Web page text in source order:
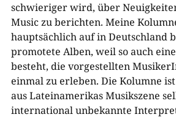
schwieriger wird, über
Music zu berichten. Meine
hauptsächlich auf in Deutschland
promotete Alben, weil so auch
besteht, die vorgestellten
einmal zu erleben. Die Kolumne
aus Lateinamerikas Musikszene
international unbekannte